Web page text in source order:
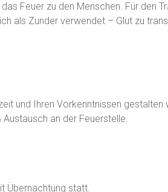
Feuer zu den Menschen. Für den
als Zunder verwendet – Glut zu
und Ihren Vorkenntnissen gestalten
an der Feuerstelle.
Übernachtung statt.